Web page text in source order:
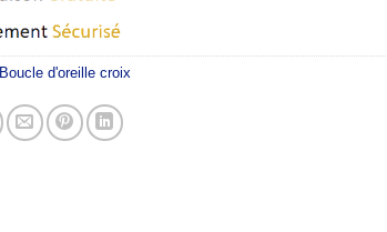
Boucle d'oreille croix